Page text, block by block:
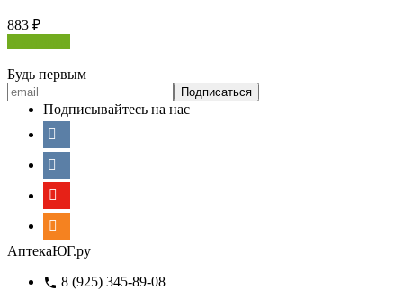
883 ₽
Будь первым
Подписывайтесь на нас
АптекаЮГ.ру
8 (925) 345-89-08